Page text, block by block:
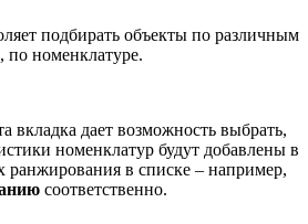
подбирать объекты по различным
по номенклатуре.
вкладка дает возможность выбрать,
номенклатур будут добавлены в
ранжирования в списке – например,
соответственно.